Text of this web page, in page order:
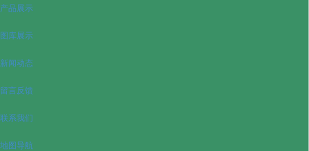
产品展示
图库展示
新闻动态
留言反馈
联系我们
地图导航